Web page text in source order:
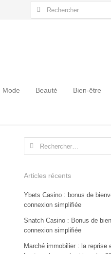
Rechercher :
Mode Beauté Bien-être
Rechercher :
Articles récents
Ybets Casino : bonus de
connexion simplifiée
Snatch Casino : Bonus de
connexion simplifiée
Marché immobilier : la reprise